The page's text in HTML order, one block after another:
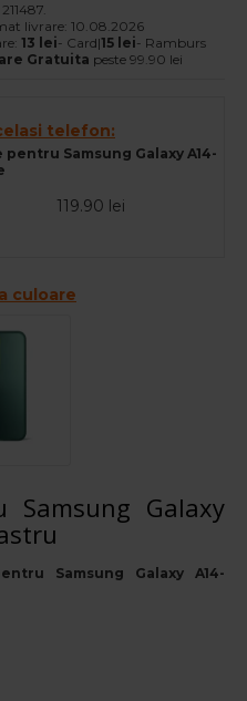
211487.
livrare: 10.08.2026
13 lei- Card|15 lei- Ramburs
Gratuita peste 99.90 lei
telefon:
pentru Samsung Galaxy A14-
119.90 lei
culoare
Samsung Galaxy
Samsung Galaxy A14-